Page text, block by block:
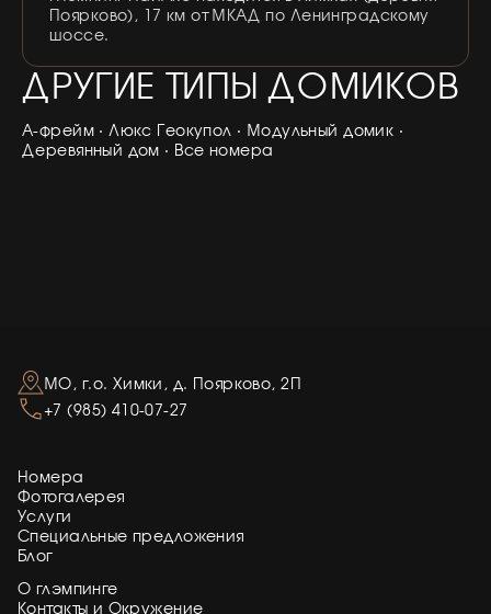
Поярково), 17 км от МКАД по Ленинградскому
шоссе.
ДРУГИЕ ТИПЫ ДОМИКОВ
А-фрейм·Люкс Геокупол · Модульный домик ·
Деревянный дом · Все номера
Номера
Фотогалерея
Услуги
Специальные предложения
Блог
О глэмпинге
Контакты и Окружение
МО, г.о. Химки, д. Поярково, 2П
+7 (985) 410-07-27